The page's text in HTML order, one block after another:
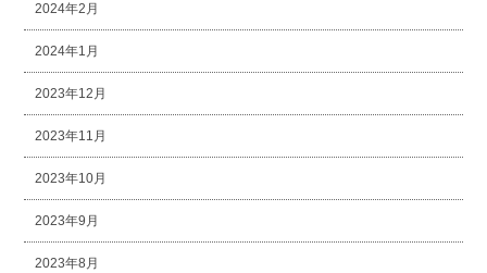
2024年2月
2024年1月
2023年12月
2023年11月
2023年10月
2023年9月
2023年8月